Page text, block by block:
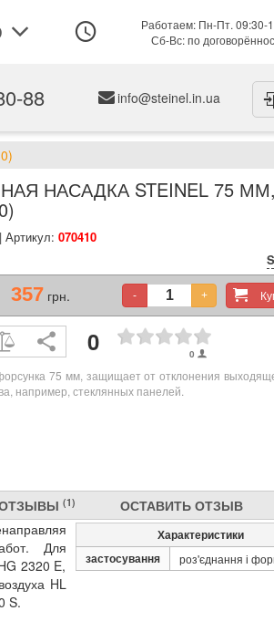
Работаем: Пн-Пт. 09:30-
Сб-Вс: по
88 info@steinel.in.ua
НАСАДКА STEINEL 75 ММ,
070410
357 грн. - +
0 0
75 мм, защищает от отклонения
например, стеклянных панелей.
(1) ОСТАВИТЬ ОТЗЫВ
Характеристики
застосування
роз'єднання і
Для
2320 E,
HL
S.